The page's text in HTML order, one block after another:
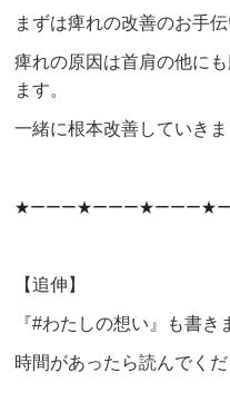
まずは痺れの改善のお手
痺れの原因は首肩の他に
ます。
一緒に根本改善していき
★ーーー★ーーー★ーー
【追伸】
『#わたしの想い』も書き
時間があったら読んでく